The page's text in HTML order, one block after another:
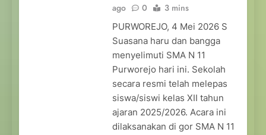
ago
0 3 mins
PURWOREJO, 4 Mei 2026 S
Suasana haru dan bangga
menyelimuti SMA N 11
Purworejo hari ini. Sekolah
secara resmi telah melepas
siswa/siswi kelas XII tahun
ajaran 2025/2026. Acara ini
dilaksanakan di gor SMA N 11